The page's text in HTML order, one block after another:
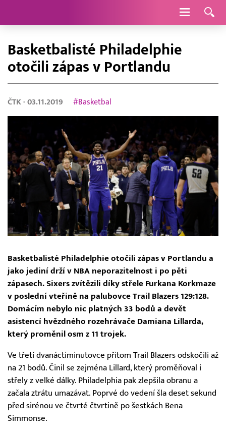
Navigace
Basketbalisté Philadelphie
otočili zápas v Portlandu
ČTK - 03.11.2019 #Basketbal
Basketbalisté Philadelphie otočili zápas v Portlandu a
jako jediní drží v NBA neporazitelnost i po pěti
zápasech. Sixers zvítězili díky střele Furkana Korkmaze
v poslední vteřině na palubovce Trail Blazers 129:128.
Domácím nebylo nic platných 33 bodů a devět
asistencí hvězdného rozehrávače Damiana Lillarda,
který proměnil osm z 11 trojek.
Ve třetí dvanáctiminutovce přitom Trail Blazers odskočili až
na 21 bodů. Činil se zejména Lillard, který proměňoval i
střely z velké dálky. Philadelphia pak zlepšila obranu a
začala ztrátu umazávat. Poprvé do vedení šla deset sekund
před sirénou ve čtvrté čtvrtině po šestkách Bena
Simmonse.